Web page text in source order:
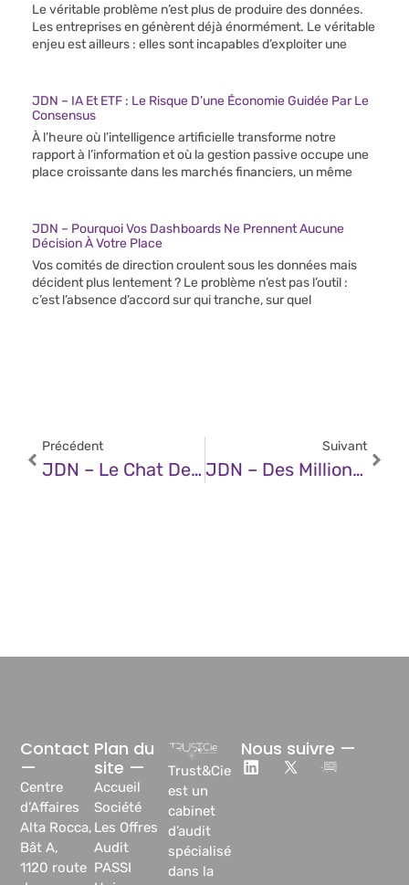
Le véritable problème n’est plus de produire des données.
Les entreprises en génèrent déjà énormément. Le véritable
enjeu est ailleurs : elles sont incapables d’exploiter une
JDN – IA Et ETF : Le Risque D’une Économie Guidée Par Le
Consensus
À l’heure où l’intelligence artificielle transforme notre
rapport à l’information et où la gestion passive occupe une
place croissante dans les marchés financiers, un même
JDN – Pourquoi Vos Dashboards Ne Prennent Aucune
Décision À Votre Place
Vos comités de direction croulent sous les données mais
décident plus lentement ? Le problème n’est pas l’outil :
c’est l’absence d’accord sur qui tranche, sur quel
Précédent
JDN – Le Chat De Mistral AI : L’innovation Européenne Qui Redéfinit L’interaction Avec L’IA
Suivant
JDN – Des Millions D’agents IA Débarquent : Sommes-Nous Prêts ?
Trust&Cie
est un
cabinet
d’audit
spécialisé
dans la
Plan du
site —
Accueil
Société
Les Offres
Audit
PASSI
Contact
—
Centre
d’Affaires
Alta Rocca,
Bât A,
1120 route
Nous suivre —